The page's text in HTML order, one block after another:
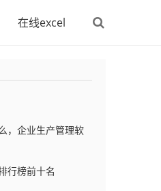
在线excel
，企业生产管理软
行榜前十名